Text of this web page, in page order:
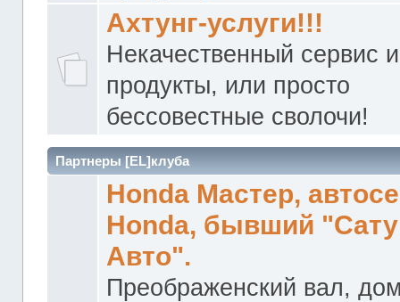
Ахтунг-услуги!!!
Некачественный сервис и
продукты, или просто
бессовестные сволочи!
Партнеры [EL]клуба
Honda Мастер,
Honda, бывший
Авто".
Преображенский вал,